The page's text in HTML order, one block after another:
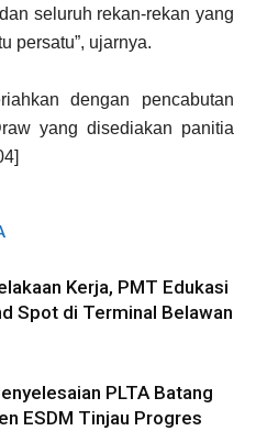
seluruh rekan-rekan yang
persatu”, ujarnya.
dengan pencabutan
yang disediakan panitia
Kerja, PMT Edukasi
Spot di Terminal Belawan
PLTA Batang
ESDM Tinjau Progres